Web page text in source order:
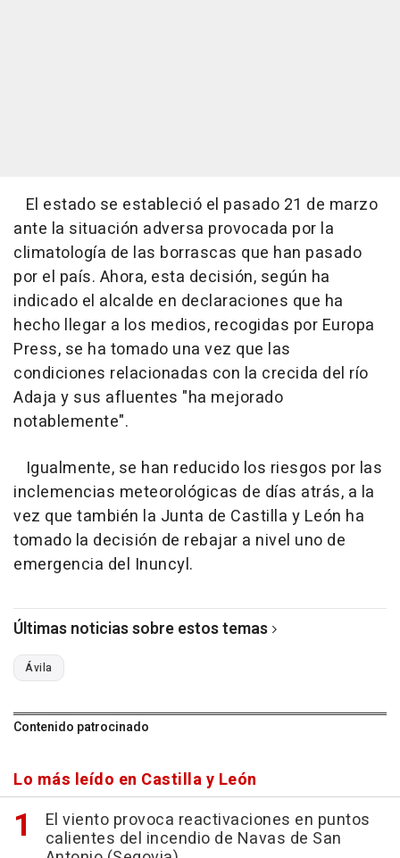
El estado se estableció el pasado 21 de marzo
ante la situación adversa provocada por la
climatología de las borrascas que han pasado
por el país. Ahora, esta decisión, según ha
indicado el alcalde en declaraciones que ha
hecho llegar a los medios, recogidas por Europa
Press, se ha tomado una vez que las
condiciones relacionadas con la crecida del río
Adaja y sus afluentes "ha mejorado
notablemente".
Igualmente, se han reducido los riesgos por las
inclemencias meteorológicas de días atrás, a la
vez que también la Junta de Castilla y León ha
tomado la decisión de rebajar a nivel uno de
emergencia del Inuncyl.
Últimas noticias sobre estos temas
Ávila
Contenido patrocinado
Lo más leído en Castilla y León
El viento provoca reactivaciones en puntos
calientes del incendio de Navas de San